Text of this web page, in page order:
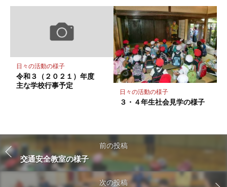
日々の活動の様子
令和３（２０２１）年度
主な学校行事予定
日々の活動の様子
３・４年生社会見学の様子
前の投稿
交通安全教室の様子
次の投稿